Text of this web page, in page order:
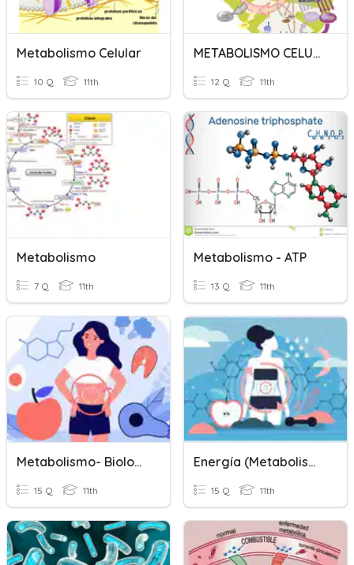
Metabolismo Celular
10 Q 11th
METABOLISMO CELULAR
12 Q 11th
Metabolismo
7 Q 11th
Metabolismo - ATP
13 Q 11th
Metabolismo- Biología
15 Q 11th
Energía (metabolismo)
15 Q 11th